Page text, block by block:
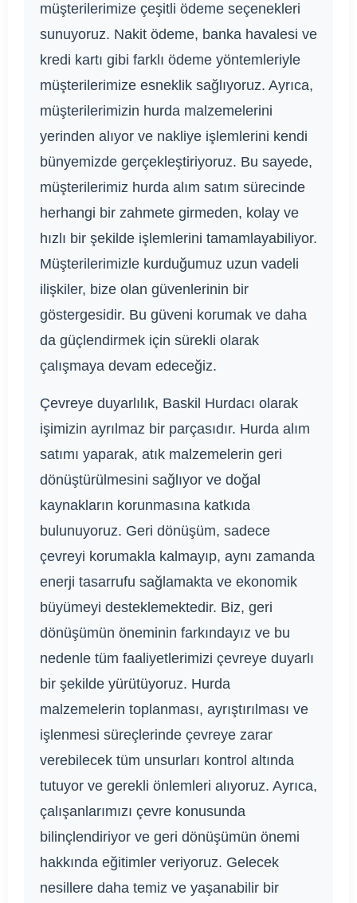
müşterilerimize çeşitli ödeme seçenekleri
sunuyoruz. Nakit ödeme, banka havalesi ve
kredi kartı gibi farklı ödeme yöntemleriyle
müşterilerimize esneklik sağlıyoruz. Ayrıca,
müşterilerimizin hurda malzemelerini
yerinden alıyor ve nakliye işlemlerini kendi
bünyemizde gerçekleştiriyoruz. Bu sayede,
müşterilerimiz hurda alım satım sürecinde
herhangi bir zahmete girmeden, kolay ve
hızlı bir şekilde işlemlerini tamamlayabiliyor.
Müşterilerimizle kurduğumuz uzun vadeli
ilişkiler, bize olan güvenlerinin bir
göstergesidir. Bu güveni korumak ve daha
da güçlendirmek için sürekli olarak
çalışmaya devam edeceğiz.
Çevreye duyarlılık, Baskil Hurdacı olarak
işimizin ayrılmaz bir parçasıdır. Hurda alım
satımı yaparak, atık malzemelerin geri
dönüştürülmesini sağlıyor ve doğal
kaynakların korunmasına katkıda
bulunuyoruz. Geri dönüşüm, sadece
çevreyi korumakla kalmayıp, aynı zamanda
enerji tasarrufu sağlamakta ve ekonomik
büyümeyi desteklemektedir. Biz, geri
dönüşümün öneminin farkındayız ve bu
nedenle tüm faaliyetlerimizi çevreye duyarlı
bir şekilde yürütüyoruz. Hurda
malzemelerin toplanması, ayrıştırılması ve
işlenmesi süreçlerinde çevreye zarar
verebilecek tüm unsurları kontrol altında
tutuyor ve gerekli önlemleri alıyoruz. Ayrıca,
çalışanlarımızı çevre konusunda
bilinçlendiriyor ve geri dönüşümün önemi
hakkında eğitimler veriyoruz. Gelecek
nesillere daha temiz ve yaşanabilir bir